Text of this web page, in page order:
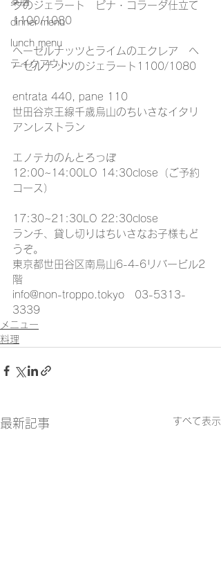
dinner menu
lunch menu
テイクアウト
クのジェラート　ピナ・コラーダ仕立て
1100/1080
ヘーゼルナッツとライムのエクレア　ヘ
ーゼルナッツのジェラート1100/1080
entrata 440, pane 110
世田谷京王線千歳烏山のちいさなイタリ
アンレストラン
エノテカのんとろっぽ
12:00~14:00LO 14:30close（ご予約
コース）
17:30~21:30LO 22:30close
ランチ、貸し切りはちいさなお子様もど
うぞ。
東京都世田谷区南烏山6-4-6リバービル2
階
info@non-troppo.tokyo　03-5313-
3339
メニュー
料理
最新記事 すべて表示